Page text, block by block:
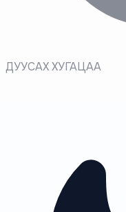
ДУУСАХ ХУГАЦАА